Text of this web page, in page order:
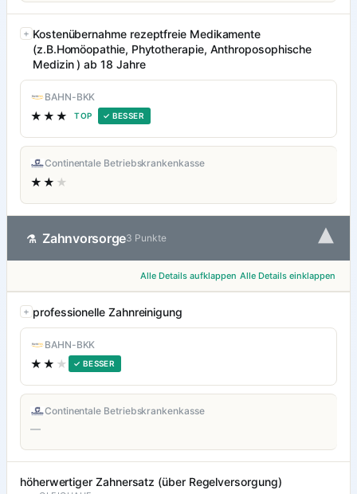
Kostenübernahme rezeptfreie Medikamente
(z.B.Homöopathie, Phytotherapie, Anthroposophische
Medizin ) ab 18 Jahre
BAHN-BKK
★★★ TOP ✓ BESSER
Continentale Betriebskrankenkasse
★★ ★
⚗ Zahnvorsorge3 Punkte ▾
Alle Details aufklappen Alle Details einklappen
professionelle Zahnreinigung
BAHN-BKK
★★ ★ ✓ BESSER
Continentale Betriebskrankenkasse
—
höherwertiger Zahnersatz (über Regelversorgung)